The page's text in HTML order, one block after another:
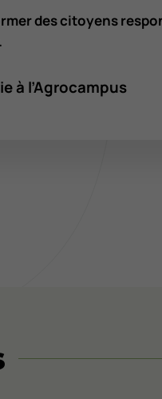
des citoyens
à l’Agrocampus